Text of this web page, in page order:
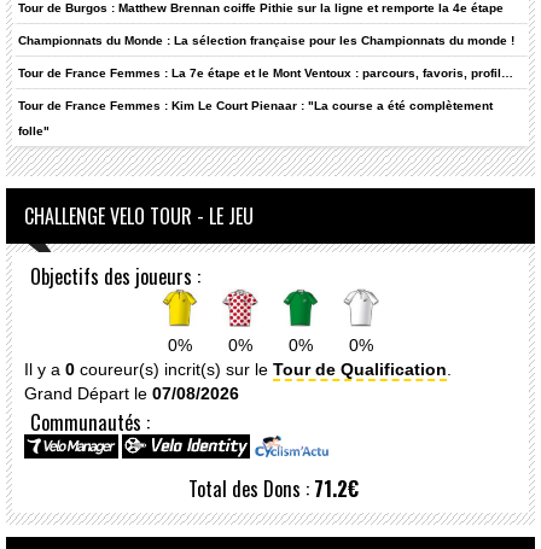
Tour de Burgos : Matthew Brennan coiffe Pithie sur la ligne et remporte la 4e étape
Championnats du Monde : La sélection française pour les Championnats du monde !
Tour de France Femmes : La 7e étape et le Mont Ventoux : parcours, favoris, profil…
Tour de France Femmes : Kim Le Court Pienaar : "La course a été complètement
folle"
CHALLENGE VELO TOUR - LE JEU
Objectifs des joueurs :
0% 0% 0%
0%
Il y a 0 coureur(s) incrit(s) sur le Tour de Qualification.
Grand Départ le 07/08/2026
Communautés :
Total des Dons : 71.2€